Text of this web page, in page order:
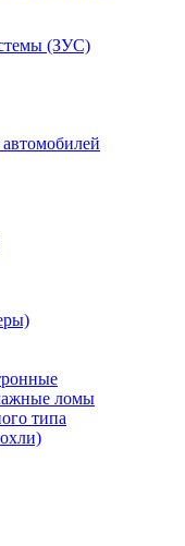
(ЗУС)
ломы
типа